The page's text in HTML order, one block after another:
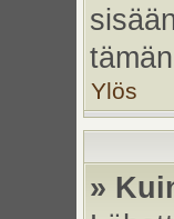
Ylös
»